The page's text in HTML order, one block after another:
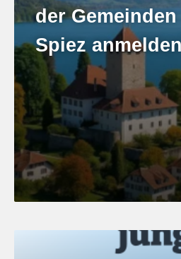
der Gemeinden
Spiez